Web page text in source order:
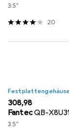
3.5"
20
Festplattengehäuse
EUR
308,98
FantecQB-
3.5"